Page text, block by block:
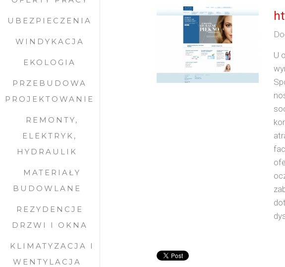
UBEZPIECZENIA
WINDYKACJA
EKOLOGIA
PRZEBUDOWA
PROJEKTOWANIE
REMONTY,
ELEKTRYK,
HYDRAULIK
MATERIAŁY
BUDOWLANE
REZYDENCJE
DRZWI I OKNA
KLIMATYZACJA I
WENTYLACJA
U